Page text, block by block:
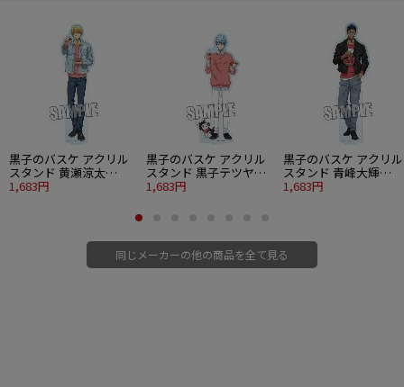
黒子のバスケ アクリル
スタンド 黄瀬涼太
Strawberry Ver.
1,683円
黒子のバスケ アクリル
スタンド 黒子テツヤ
Strawberry Ver.
1,683円
黒子のバスケ アクリル
スタンド 青峰大輝
Strawberry Ver.
1,683円
同じメーカーの他の商品を全て見る